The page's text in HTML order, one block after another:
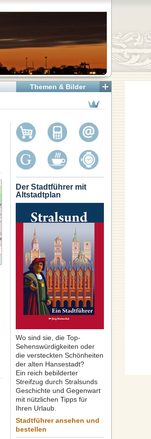
Themen & Bilder
Der Stadtführer mit
Altstadtplan
Wo sind sie, die Top-
Sehenswürdigkeiten oder
die versteckten Schönheiten
der alten Hansestadt?
Ein reich bebilderter
Streifzug durch Stralsunds
Geschichte und Gegenwart
mit nützlichen Tipps für
Ihren Urlaub.
Stadtführer ansehen und
bestellen